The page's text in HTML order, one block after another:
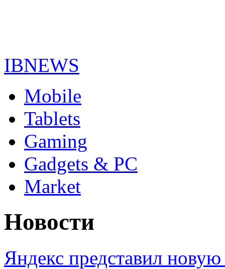
IBNEWS
Mobile
Tablets
Gaming
Gadgets & PC
Market
Новости
Яндекс представил